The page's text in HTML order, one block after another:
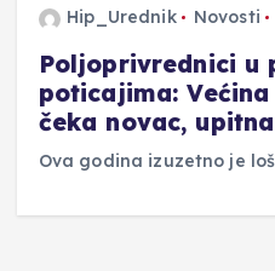
Hip_Urednik Novosti
Poljoprivrednici u
poticajima:
čeka novac,
Ova godina izuzetno je